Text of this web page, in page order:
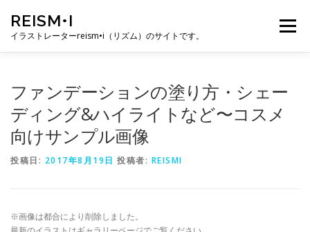
REISM•I
イラストレーターreism•i（リズム）のサイトです。
メニュー
PUBLICATION EXHIBITION
ファンデーションの塗り方・シェー
ディング&ハイライトなど〜コスメ
向けサンプル画像
投稿日: 2017年8月19日 投稿者: REISMI
※画像は都合により削除しました。